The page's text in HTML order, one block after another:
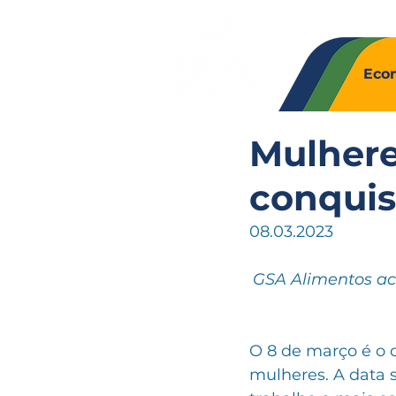
08.03.2023
GSA Alimentos
O 8 de março é o
mulheres. A data